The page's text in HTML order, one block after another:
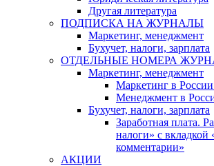
Другая литература
ПОДПИСКА НА ЖУРНАЛЫ
Маркетинг, менеджмент
Бухучет, налоги, зарплата
ОТДЕЛЬНЫЕ НОМЕРА
Маркетинг, менеджмент
Маркетинг в
Менеджмент в
Бухучет, налоги, зарплата
Заработная плата.
налоги» с
комментарии»
АКЦИИ